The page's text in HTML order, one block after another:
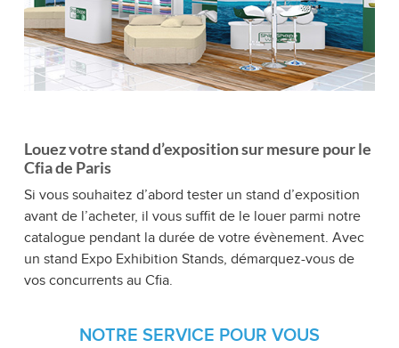
Louez votre stand d’exposition sur mesure pour le
Cfia de Paris
Si vous souhaitez d’abord tester un stand d’exposition
avant de l’acheter, il vous suffit de le louer parmi notre
catalogue pendant la durée de votre évènement. Avec
un stand Expo Exhibition Stands, démarquez-vous de
vos concurrents au Cfia.
NOTRE SERVICE POUR VOUS